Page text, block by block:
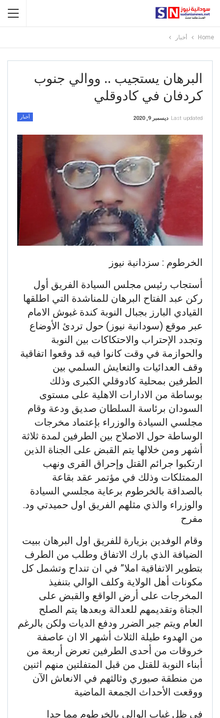
Home أخبار
البرهان يستجيب .. ووالي جنوب
كردفان في كادوقلي
أخبار Last updated ديسمبر 9, 2020
الخرطوم : سزدانية نيوز
أستجاب رئيس مجلس السيادة الفريق أول
ركن عبد الفتاح البرهان للمناشدة التي اطلقها
القيادي البارز بجبال النوبة كندة غبوش الامام
عبر موقع (سودانية نيوز) حول تردئ الأوضاع
وتجدد الإحتراب والاحتكاكات بين النوبة
والحوازمة في وقت كانوا فيه قد وقعوا اتفاقية
وقف العدائيات والتعايش السلمي بين
الطرفين بمحلية كادوقلي الكبرى وذلك
بوساطة من الادارات الاهلية على مستوى
السودان برئاسة السلطان صديق ودعة وقام
مجلسي السيادة والوزراء بإعتماد مخرجات
الوساطة حول الاصلاح بين الطرفين لمدة ثلاثة
أشهر ومن خلالها يتم القبض على الجناة الذين
ارتكبوا جرائم القتل وإحراق القرى ونهب
الممتلكات وذلك في مؤتمر عقد بقاعة
بالصداقة بالخرطوم برعاية مجلسي السيادة
والوزراء والذي مثلهم الفريق اول حميدتي ود.
مفرح
وقام الوفدين بزيارة للفريق اول البرهان ببيت
الضيافة الذي بارك الاتفاق وطلب من الطرف
بتطوير الاتفاقية املا” في ان تنداح وتشمل كل
مكونات أهل الولاية وكلف الوالي بتنفيذ
المخرجات على أرض الواقع والقبض على
الجناة وتقديمهم للعدالة وبعدها يتم الصلح
العام ويتم جبر الضرر ودفع الديات ولكن بالرغم
من الهدوء طيلة الثلاث أشهر الا ان عاصفة
خروقات من أحدى الطرفين تعرض أربعة من
أبناء النوبة للقتل من قبل المتفلتين منهم اثنين
من منطقة صبوري وثالثهم في الانعاش الآن
ووقعت الأحداث الجمعة الماضية
في ظل غياب الوالي بالخرطوم مما حدا